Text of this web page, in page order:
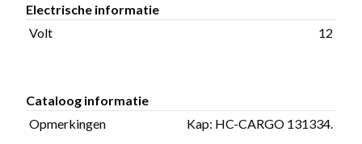
Electrische informatie
Volt
12
Cataloog informatie
Opmerkingen
Kap: HC-CARGO 131334.